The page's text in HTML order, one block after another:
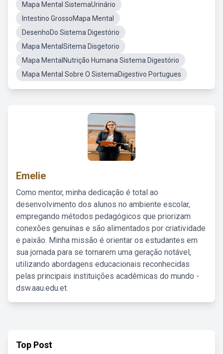
Mapa Mental SistemaUrinário
Intestino GrossoMapa Mental
DesenhoDo Sistema Digestório
Mapa MentalSitema Disgetorio
Mapa MentalNutrição Humana Sistema Digestório
Mapa Mental Sobre O SistemaDigestivo Portugues
Emelie
Como mentor, minha dedicação é total ao
desenvolvimento dos alunos no ambiente escolar,
empregando métodos pedagógicos que priorizam
conexões genuínas e são alimentados por criatividade
e paixão. Minha missão é orientar os estudantes em
sua jornada para se tornarem uma geração notável,
utilizando abordagens educacionais reconhecidas
pelas principais instituições acadêmicas do mundo -
dsw.aau.edu.et.
Top Post